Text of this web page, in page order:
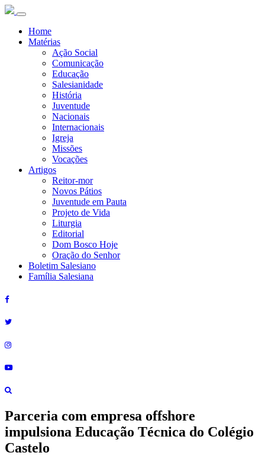
Home
Matérias
Ação Social
Comunicação
Educação
Salesianidade
História
Juventude
Nacionais
Internacionais
Igreja
Missões
Vocações
Artigos
Reitor-mor
Novos Pátios
Juventude em Pauta
Projeto de Vida
Liturgia
Editorial
Dom Bosco Hoje
Oração do Senhor
Boletim Salesiano
Família Salesiana
Parceria com empresa offshore
impulsiona Educação Técnica do Colégio
Castelo